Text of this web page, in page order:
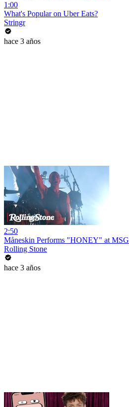
1:00
What's Popular on Uber Eats?
Stringr
hace 3 años
2:50
Måneskin Performs "HONEY" at MSG
Rolling Stone
hace 3 años